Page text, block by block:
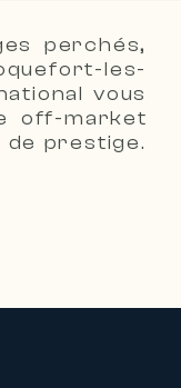
perchés,
les-
vous
off-market
prestige.